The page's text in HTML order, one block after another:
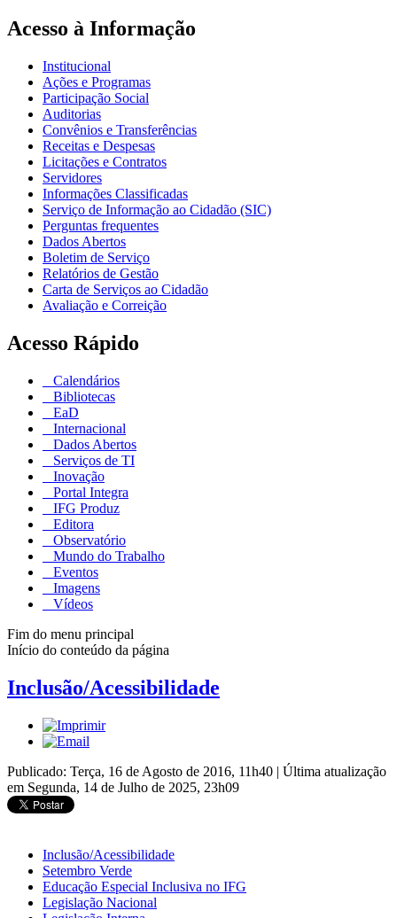
Acesso à Informação
Institucional
Ações e Programas
Participação Social
Auditorias
Convênios e Transferências
Receitas e Despesas
Licitações e Contratos
Servidores
Informações Classificadas
Serviço de Informação ao Cidadão (SIC)
Perguntas frequentes
Dados Abertos
Boletim de Serviço
Relatórios de Gestão
Carta de Serviços ao Cidadão
Avaliação e Correição
Acesso Rápido
Calendários
Bibliotecas
EaD
Internacional
Dados Abertos
Serviços de TI
Inovação
Portal Integra
IFG Produz
Editora
Observatório
Mundo do Trabalho
Eventos
Imagens
Vídeos
Fim do menu principal
Início do conteúdo da página
Inclusão/Acessibilidade
Publicado: Terça, 16 de Agosto de 2016, 11h40 | Última atualização
em Segunda, 14 de Julho de 2025, 23h09
Inclusão/Acessibilidade
Setembro Verde
Educação Especial Inclusiva no IFG
Legislação Nacional